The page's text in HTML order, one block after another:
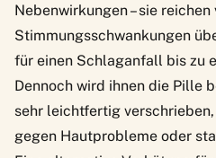
Nebenwirkungen – sie reichen
Stimmungsschwankungen
für einen Schlaganfall bis zu
Dennoch wird ihnen die Pille
sehr leichtfertig
gegen Hautprobleme oder